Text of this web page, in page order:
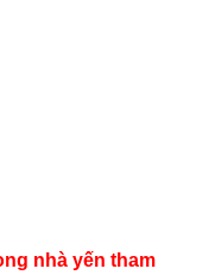
nhà yến tham